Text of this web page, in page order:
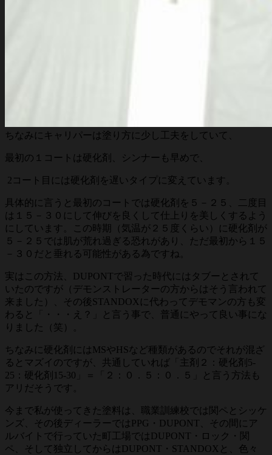
ちなみにキャリパーは塗り方に少し工夫をしていて、
最初の１コートは硬化剤、シンナーも早めで、
2コート目には硬化剤を遅いタイプに変えています。
具体的に言うと最初のコートでは硬化剤を５－２５、二度目
は１５－３０にして伸びを良くして仕上りを美しくするよう
にしています。この時期（気温が２５度くらい）に硬化剤が
５－２５では肌が荒れ過ぎる恐れがあり、ただ最初から１５
－３０だと垂れる可能性がある為ですね。
実はこの方法、DUPONTで習った時代にはタブーとされて
いたのですが（デモンストレーターの方からはそう言われて
来ました）、その後STANDOXに代わってデモマンの方も変
わると「・・・え？」と言う事で、普通にやって良い事にな
りました（笑）。
ちなみに硬化剤にはMSやHSなど種類があるのでそれが混ざ
るとマズイのですが、共通していれば「主剤２：硬化剤5-
25：硬化剤15-30」＝「２：０．５：０．５」と言う方法も
アリだそうです。
今まで私が使ってきた塗料は、職業訓練校では関ペとシッケ
ンズ、その後ディーラーではPPG・DUPONT、その間にア
ルバイトで行っていた町工場ではDUPONT・ロック・関
ペ、そして独立してからはDUPONT・STANDOXと、色々